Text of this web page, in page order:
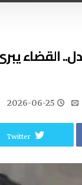
القضاء
2026-06-25
Twitter